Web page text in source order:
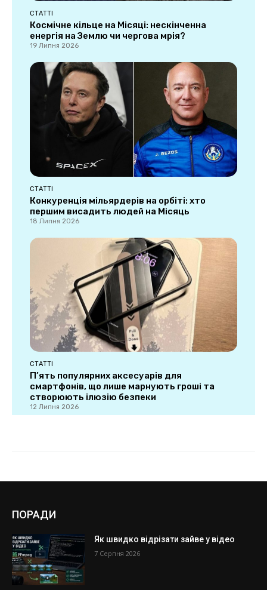
ПОРАДИ
Як швидко відрізати зайве у відео
7 Серпня 2026